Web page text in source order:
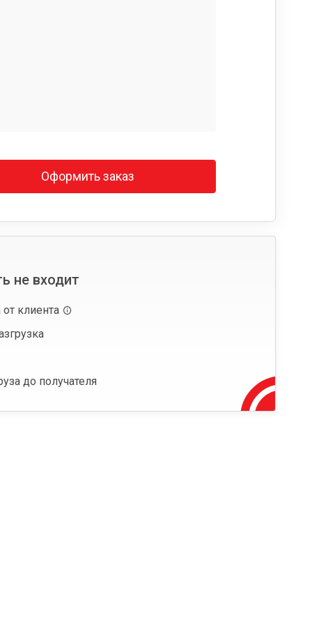
Оформить заказ
не входит
от клиента
до получателя